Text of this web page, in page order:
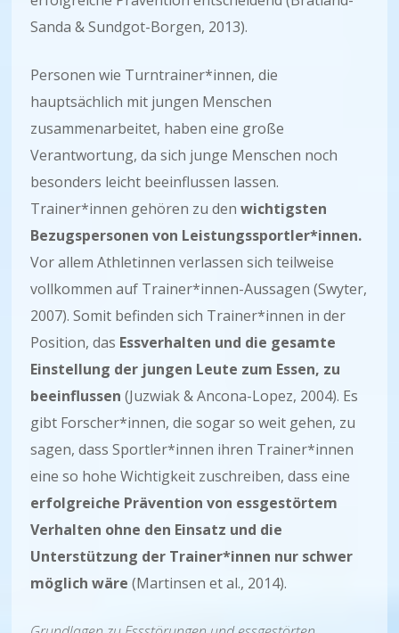
Sanda & Sundgot-Borgen, 2013).
Personen wie Turntrainer*innen, die
hauptsächlich mit jungen Menschen
zusammenarbeitet, haben eine große
Verantwortung, da sich junge Menschen noch
besonders leicht beeinflussen lassen.
Trainer*innen gehören zu denwichtigsten
Bezugspersonen von Leistungssportler*innen.
Vor allem Athletinnen verlassen sich teilweise
vollkommen auf Trainer*innen-Aussagen (Swyter,
2007). Somit befinden sich Trainer*innen in der
Position, das Essverhalten und die gesamte
Einstellung der jungen Leute zum Essen, zu
beeinflussen (Juzwiak & Ancona-Lopez, 2004). Es
gibt Forscher*innen, die sogar so weit gehen, zu
sagen, dass Sportler*innen ihren Trainer*innen
eine so hohe Wichtigkeit zuschreiben, dass eine
erfolgreiche Prävention von essgestörtem
Verhalten ohne den Einsatz und die
Unterstützung der Trainer*innen nur schwer
möglich wäre (Martinsen et al., 2014).